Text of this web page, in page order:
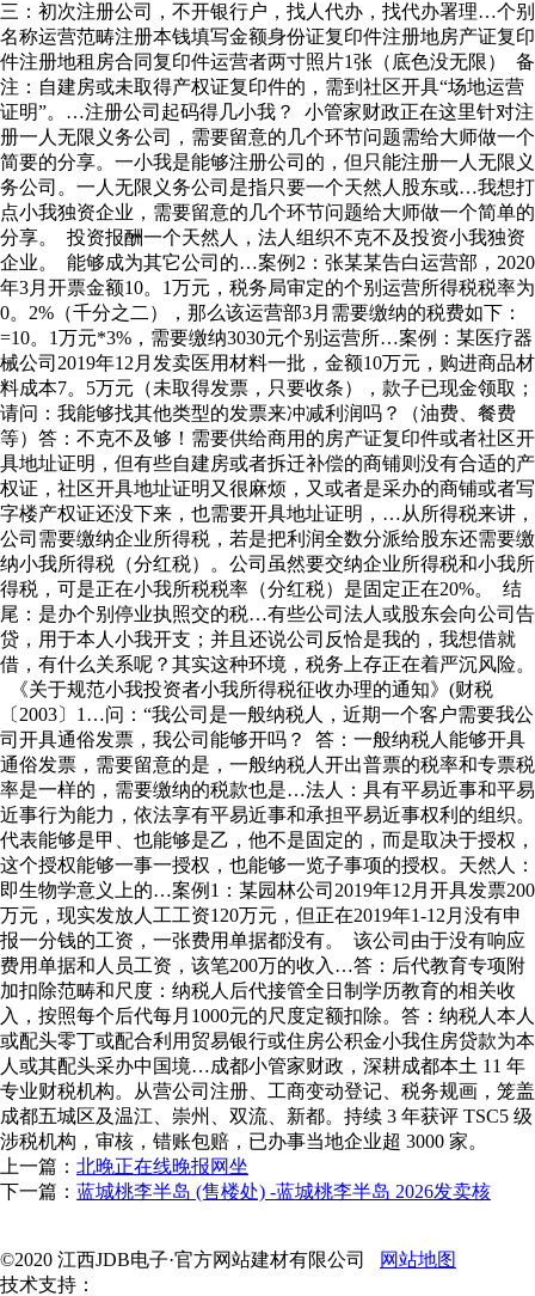
三：初次注册公司，不开银行户，找人代办，找代办署理…个别
名称运营范畴注册本钱填写金额身份证复印件注册地房产证复印
件注册地租房合同复印件运营者两寸照片1张（底色没无限） 备
注：自建房或未取得产权证复印件的，需到社区开具“场地运营
证明”。…注册公司起码得几小我？ 小管家财政正在这里针对注
册一人无限义务公司，需要留意的几个环节问题需给大师做一个
简要的分享。一小我是能够注册公司的，但只能注册一人无限义
务公司。一人无限义务公司是指只要一个天然人股东或…我想打
点小我独资企业，需要留意的几个环节问题给大师做一个简单的
分享。 投资报酬一个天然人，法人组织不克不及投资小我独资
企业。 能够成为其它公司的…案例2：张某某告白运营部，2020
年3月开票金额10。1万元，税务局审定的个别运营所得税税率为
0。2%（千分之二），那么该运营部3月需要缴纳的税费如下：
=10。1万元*3%，需要缴纳3030元个别运营所…案例：某医疗器
械公司2019年12月发卖医用材料一批，金额10万元，购进商品材
料成本7。5万元（未取得发票，只要收条），款子已现金领取；
请问：我能够找其他类型的发票来冲减利润吗？（油费、餐费
等）答：不克不及够！需要供给商用的房产证复印件或者社区开
具地址证明，但有些自建房或者拆迁补偿的商铺则没有合适的产
权证，社区开具地址证明又很麻烦，又或者是采办的商铺或者写
字楼产权证还没下来，也需要开具地址证明，…从所得税来讲，
公司需要缴纳企业所得税，若是把利润全数分派给股东还需要缴
纳小我所得税（分红税）。公司虽然要交纳企业所得税和小我所
得税，可是正在小我所税税率（分红税）是固定正在20%。 结
尾：是办个别停业执照交的税…有些公司法人或股东会向公司告
贷，用于本人小我开支；并且还说公司反恰是我的，我想借就
借，有什么关系呢？其实这种环境，税务上存正在着严沉风险。
《关于规范小我投资者小我所得税征收办理的通知》(财税
〔2003〕1…问：“我公司是一般纳税人，近期一个客户需要我公
司开具通俗发票，我公司能够开吗？ 答：一般纳税人能够开具
通俗发票，需要留意的是，一般纳税人开出普票的税率和专票税
率是一样的，需要缴纳的税款也是…法人：具有平易近事和平易
近事行为能力，依法享有平易近事和承担平易近事权利的组织。
代表能够是甲、也能够是乙，他不是固定的，而是取决于授权，
这个授权能够一事一授权，也能够一览子事项的授权。天然人：
即生物学意义上的…案例1：某园林公司2019年12月开具发票200
万元，现实发放人工工资120万元，但正在2019年1-12月没有申
报一分钱的工资，一张费用单据都没有。 该公司由于没有响应
费用单据和人员工资，该笔200万的收入…答：后代教育专项附
加扣除范畴和尺度：纳税人后代接管全日制学历教育的相关收
入，按照每个后代每月1000元的尺度定额扣除。答：纳税人本人
或配头零丁或配合利用贸易银行或住房公积金小我住房贷款为本
人或其配头采办中国境…成都小管家财政，深耕成都本土 11 年
专业财税机构。从营公司注册、工商变动登记、税务规画，笼盖
成都五城区及温江、崇州、双流、新都。持续 3 年获评 TSC5 级
涉税机构，审核，错账包赔，已办事当地企业超 3000 家。
上一篇： 北晚正在线晚报网坐
下一篇： 蓝城桃李半岛 (售楼处) -蓝城桃李半岛 2026发卖核
©2020 江西JDB电子·官方网站建材有限公司
网站地图
技术支持：